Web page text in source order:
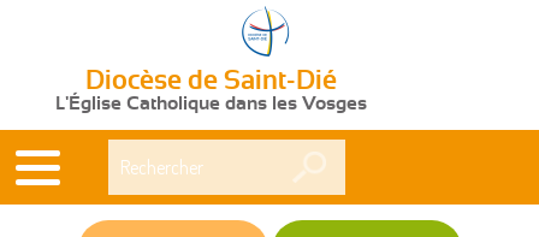
Diocèse de Saint-Dié
L'Église Catholique dans les Vosges